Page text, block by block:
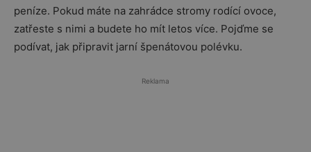
peníze. Pokud máte na zahrádce stromy rodící ovoce,
zatřeste s nimi a budete ho mít letos více. Pojďme se
podívat, jak připravit jarní špenátovou polévku.
Reklama